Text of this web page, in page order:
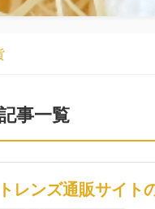
事一覧
レンズ通販サイト